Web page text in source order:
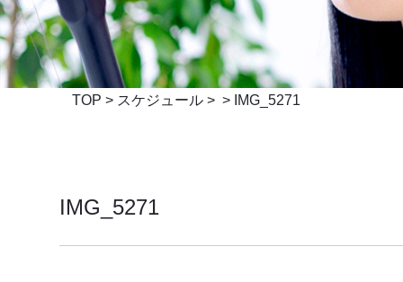
TOP > スケジュール > > IMG_5271
IMG_5271